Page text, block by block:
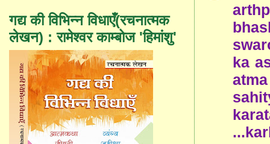
ka
गद्य की विभिन्न विधाएँ(रचनात्मक
लेखन) : रामेश्वर काम्बोज 'हिमांशु'